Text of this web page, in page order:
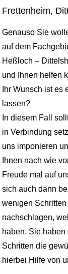
Frettenheim,
Genauso Sie
auf dem
Heßloch –
und Ihnen helfen
Ihr Wunsch ist
lassen?
In diesem Fall
in Verbindung
uns imponieren
Ihnen nach wie
Freude mal auf
sich auch dann
wenigen
nachschlagen,
haben. Sie
Schritten die
hierbei Hilfe von